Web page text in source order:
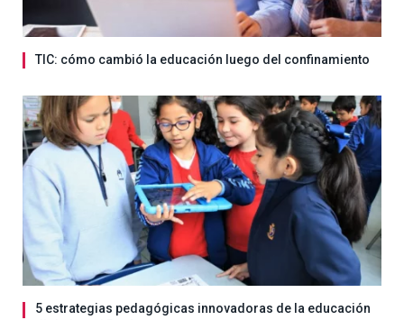
TIC: cómo cambió la educación luego del confinamiento
5 estrategias pedagógicas innovadoras de la educación